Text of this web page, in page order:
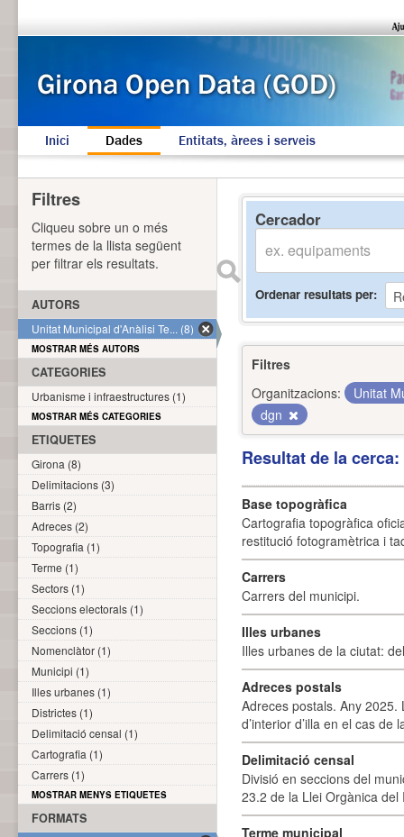
Inici Dades Entitats, àrees i serveis
Cercador
Ordenar resultats per
Filtres
Organitzacions:
Unitat
dgn
Resultat de la
Base topogràfica
Cartografia topogràfica
restitució fotogramètrica i
Carrers
Carrers del municipi.
Illes urbanes
Illes urbanes de la ciutat:
Adreces postals
Adreces postals. Any 2025.
d’interior d’illa en el cas
Delimitació censal
Divisió en seccions del
23.2 de la Llei Orgànica
Terme municipal
Filtres
Cliqueu sobre un o més
termes de la llista següent
per filtrar els resultats.
AUTORS
Unitat Municipal d'Anàlisi Te... (8)
MOSTRAR MÉS AUTORS
CATEGORIES
Urbanisme i infraestructures (1)
MOSTRAR MÉS CATEGORIES
ETIQUETES
Girona (8)
Delimitacions (3)
Barris (2)
Adreces (2)
Topografia (1)
Terme (1)
Sectors (1)
Seccions electorals (1)
Seccions (1)
Nomenclàtor (1)
Municipi (1)
Illes urbanes (1)
Districtes (1)
Delimitació censal (1)
Cartografia (1)
Carrers (1)
MOSTRAR MENYS ETIQUETES
FORMATS